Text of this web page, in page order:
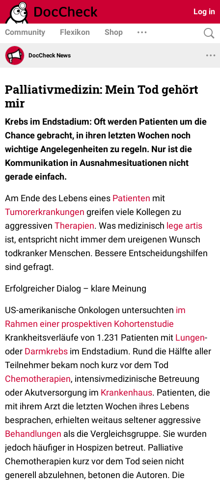
Log in
Community Flexikon Shop
DocCheck News
Palliativmedizin: Mein Tod gehört
mir
Krebs im Endstadium: Oft werden Patienten um die
Chance gebracht, in ihren letzten Wochen noch
wichtige Angelegenheiten zu regeln. Nur ist die
Kommunikation in Ausnahmesituationen nicht
gerade einfach.
Am Ende des Lebens eines Patienten mit
Tumorerkrankungen greifen viele Kollegen zu
aggressiven Therapien. Was medizinisch lege artis
ist, entspricht nicht immer dem ureigenen Wunsch
todkranker Menschen. Bessere Entscheidungshilfen
sind gefragt.
Erfolgreicher Dialog – klare Meinung
US-amerikanische Onkologen untersuchten im
Rahmen einer prospektiven Kohortenstudie
Krankheitsverläufe von 1.231 Patienten mit Lungen-
oder Darmkrebs im Endstadium. Rund die Hälfte aller
Teilnehmer bekam noch kurz vor dem Tod
Chemotherapien, intensivmedizinische Betreuung
oder Akutversorgung im Krankenhaus. Patienten, die
mit ihrem Arzt die letzten Wochen ihres Lebens
besprachen, erhielten weitaus seltener aggressive
Behandlungen als die Vergleichsgruppe. Sie wurden
jedoch häufiger in Hospizen betreut. Palliative
Chemotherapien kurz vor dem Tod seien nicht
generell abzulehnen, betonen die Autoren. Die